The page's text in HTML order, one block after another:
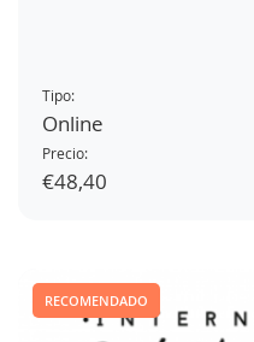
Tipo:
Online
Precio:
€48,40
RECOMENDADO